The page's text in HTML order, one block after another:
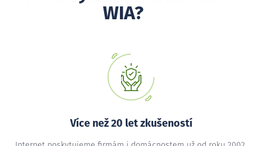
WIA?
Více než 20 let zkušeností